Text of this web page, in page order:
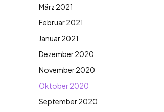
März 2021
Februar 2021
Januar 2021
Dezember 2020
November 2020
Oktober 2020
September 2020